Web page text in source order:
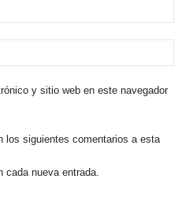
y sitio web en este navegador
los siguientes comentarios a esta
cada nueva entrada.